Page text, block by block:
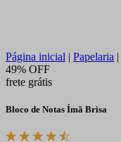
Página inicial | Papelaria |
49% OFF
frete grátis
Bloco de Notas Ímã Brisa